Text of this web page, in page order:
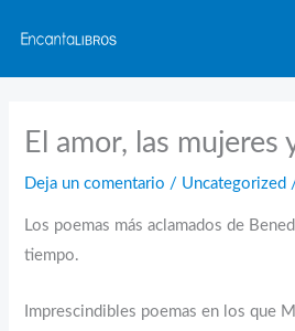
contenido
El amor, las mujeres
Deja un comentario / Uncategorized
Los poemas más aclamados de
tiempo.
Imprescindibles poemas en los que